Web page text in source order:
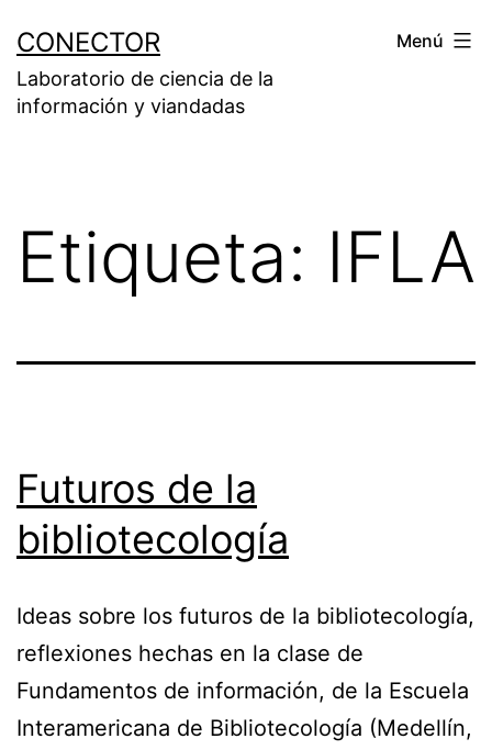
contenido
CONECTOR
Laboratorio de ciencia de la
información y viandadas
Menú
Etiqueta: IFLA
Futuros de la
bibliotecología
Ideas sobre los futuros de la bibliotecología,
reflexiones hechas en la clase de
Fundamentos de información, de la Escuela
Interamericana de Bibliotecología (Medellín,